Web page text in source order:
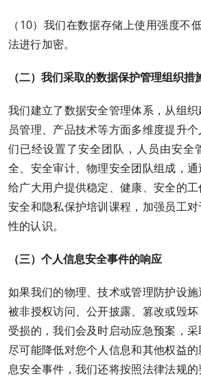
（10）我们在数据存储上使用强度不
法进行加密。
（二）我们采取的数据保护管理组织措
我们建立了数据安全管理体系，从组
员管理、产品技术等方面多维度提升
们已经设置了安全团队，人员由安全
全、安全审计、物理安全团队组成，
给广大用户提供稳定、健康、安全的
安全和隐私保护培训课程，加强员工
性的认识。
（三）个人信息安全事件的响应
如果我们的物理、技术或管理防护设
被非授权访问、公开披露、篡改或毁
受损的，我们会及时启动应急预案，
尽可能降低对您个人信息和其他权益
息安全事件，我们还将按照法律法规